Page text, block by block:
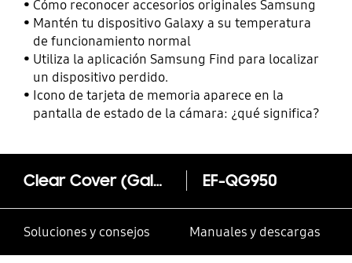
Cómo reconocer accesorios originales Samsung
Mantén tu dispositivo Galaxy a su temperatura
de funcionamiento normal
Utiliza la aplicación Samsung Find para localizar
un dispositivo perdido.
Icono de tarjeta de memoria aparece en la
pantalla de estado de la cámara: ¿qué significa?
Clear Cover (Galaxy S8) EF-QG950
Soluciones y consejos Manuales y descargas